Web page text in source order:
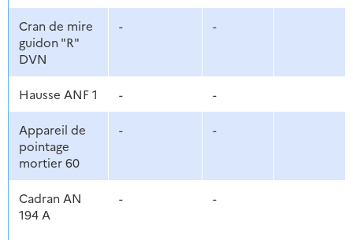
Cran de mire
guidon "R"
DVN
- -
Hausse ANF 1 - -
Appareil de
pointage
mortier 60
- -
Cadran AN
194 A
- -